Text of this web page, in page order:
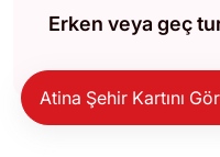
Erken veya geç
Atina Şehir Kartını Gör